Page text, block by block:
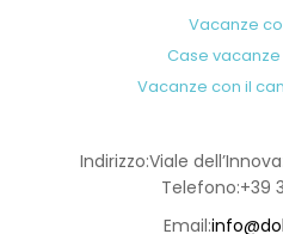
Vacanze
Case vacanze
Vacanze con il
Indirizzo:Viale
Telefono:+39
Email: